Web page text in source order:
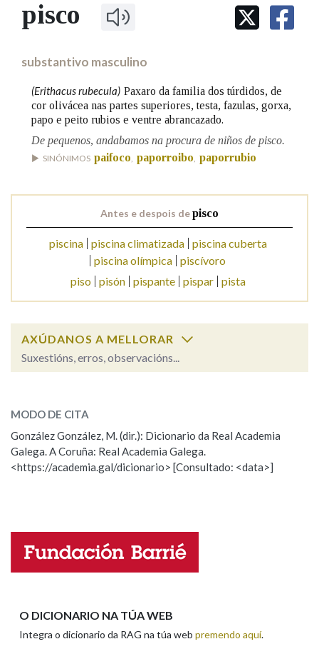
IDENTIDADE CORPORATIVA
MARCIAL DEL ADALID
FIGURAS HOMENAXEADAS
PRIMAVERA DAS LETRAS
PORTAL DAS PALABRAS
Facebook
TwitterYoutubeInstagram
Bluesky
BUSCAR NOS LEMAS
Remata por
Contén
BUSCAR NO CONTIDO
Nas definicións
Nos exemplos
Na fraseoloxía
Marcas gramaticais
pisco
substantivo masculino
(Erithacus rubecula) Paxaro da familia dos túrdidos, de
cor olivácea nas partes superiores, testa, fazulas, gorxa,
papo e peito rubios e ventre abrancazado.
De pequenos, andabamos na procura de niños de pisco.
SINÓNIMOS paifoco paporroibo paporrubio
Antes e despois depisco
piscina piscina climatizada
piscina cuberta
piscina olímpica piscívoro
piso
pisón pispante pispar pista
AXÚDANOS A MELLORAR
Suxestións, erros, observacións...
ESCOLLE UNHA OPCIÓN:
Observación Hai un erro na palabra
Propoño mellorar a definición
Nome
MODO DE CITA
González González, M. (dir.): Dicionario da Real Academia
Galega. A Coruña: Real Academia Galega.
<https://academia.gal/dicionario> [Consultado: <data>]
O DICIONARIO NA TÚA WEB
Integra o dicionario da RAG na túa web premendo aquí.